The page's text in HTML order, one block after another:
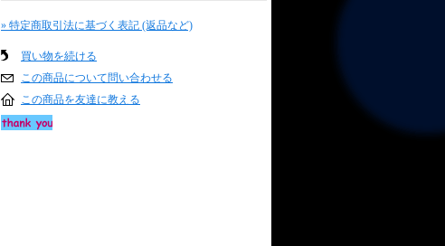
» 特定商取引法に基づく表記 (返品など)
買い物を続ける
この商品について問い合わせる
この商品を友達に教える